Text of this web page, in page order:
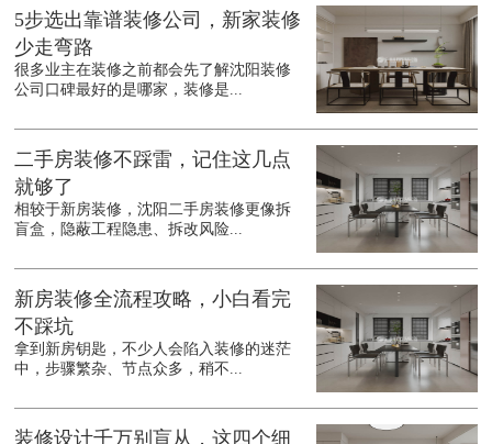
5步选出靠谱装修公司，新家装修
少走弯路
很多业主在装修之前都会先了解沈阳装修
公司口碑最好的是哪家，装修是...
二手房装修不踩雷，记住这几点
就够了
相较于新房装修，沈阳二手房装修更像拆
盲盒，隐蔽工程隐患、拆改风险...
新房装修全流程攻略，小白看完
不踩坑
拿到新房钥匙，不少人会陷入装修的迷茫
中，步骤繁杂、节点众多，稍不...
装修设计千万别盲从，这四个细